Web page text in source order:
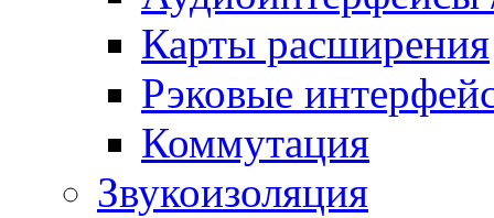
Карты расширения
Рэковые
Коммутация
Звукоизоляция